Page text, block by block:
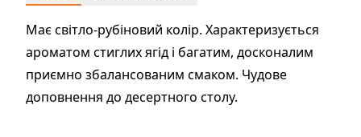
Має світло-рубіновий колір. Характеризується
ароматом стиглих ягід і багатим, досконалим
приємно збалансованим смаком. Чудове
доповнення до десертного столу.